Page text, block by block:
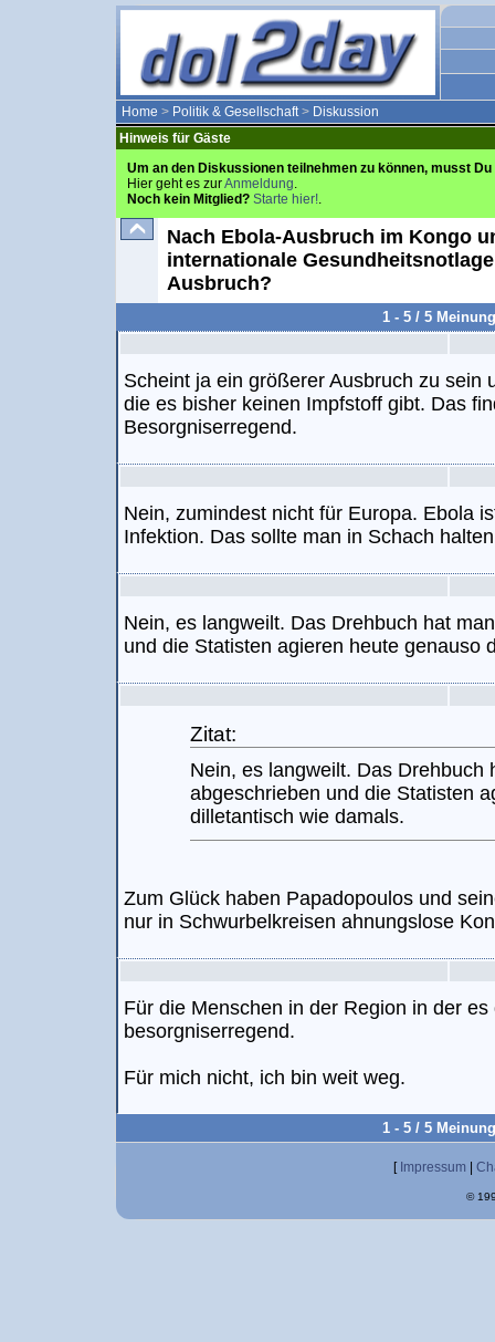
Home > Politik & Gesellschaft> Diskussion
Hinweis für Gäste
Um an den Diskussionen teilnehmen zu können, musst
Hier geht es zurAnmeldung.
Noch kein Mitglied? Starte hier!.
Nach Ebola-Ausbruch im Kongo
internationale
Ausbruch?
1 - 5 / 5
Scheint ja ein größerer Ausbruch zu sein
die es bisher keinen Impfstoff gibt. Das
Besorgniserregend.
Nein, zumindest nicht für Europa. Ebola
Infektion. Das sollte man in Schach
Nein, es langweilt. Das Drehbuch hat
und die Statisten agieren heute genauso
Zitat:
Nein, es langweilt. Das Drehbuch
abgeschrieben und die Statisten
dilletantisch wie damals.
Zum Glück haben Papadopoulos und
nur in Schwurbelkreisen ahnungslose
Für die Menschen in der Region in der
besorgniserregend.
Für mich nicht, ich bin weit weg.
1 - 5 / 5
[ Impressum
©